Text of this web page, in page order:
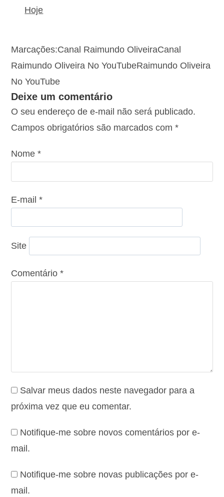
Hoje
Marcações:Canal Raimundo OliveiraCanal
Raimundo Oliveira No YouTubeRaimundo Oliveira
No YouTube
Deixe um comentário
O seu endereço de e-mail não será publicado.
Campos obrigatórios são marcados com*
Nome*
E-mail*
Site
Comentário*
Salvar meus dados neste navegador para a
próxima vez que eu comentar.
Notifique-me sobre novos comentários por e-
mail.
Notifique-me sobre novas publicações por e-
mail.